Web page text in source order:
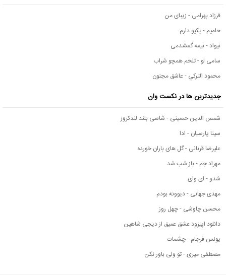
فرزاد بهرامی - زیبای من
حامیم - یکیو دارم
نیواد - نیمه گمشدمی
سامی لو - تلخم همچو شراب
محمود التركي - عاشق مجنون
جدیدترین ها در نکست وان
شمس الدین حسینی - شاسی بلند لندکروز
سینا پارسیان - ادا
علیرضا قربانی - گل های باران خورده
مهراد جم - باز شب شد
شدو - ای وای
مهدی جهانی - دیوونه بودم
محسن چاوشی - چهل روز
دانلود اپیزود عشق عمیق از دیجی شاهین
یونس فرجام - چشمات
مصطفی میری - تو ولی باور نکن